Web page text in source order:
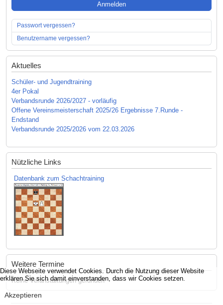
Anmelden
Passwort vergessen?
Benutzername vergessen?
Aktuelles
Schüler- und Jugendtraining
4er Pokal
Verbandsrunde 2026/2027 - vorläufig
Offene Vereinsmeisterschaft 2025/26 Ergebnisse 7.Runde -
Endstand
Verbandsrunde 2025/2026 vom 22.03.2026
Nützliche Links
Datenbank zum Schachtraining
Weitere Termine
Keine Veranstaltungen gefunden
Diese Webseite verwendet Cookies. Durch die Nutzung dieser Website
erklären Sie sich damit einverstanden, dass wir Cookies setzen.
Akzeptieren